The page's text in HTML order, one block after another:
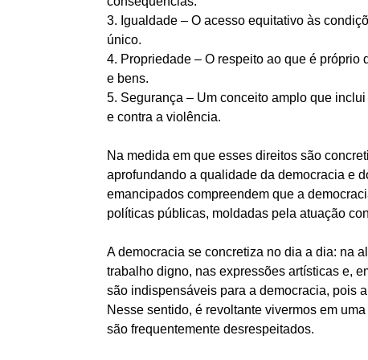
3. Igualdade – O acesso equitativo às
único.
4. Propriedade – O respeito ao que é
e bens.
5. Segurança – Um conceito amplo que
e contra a violência.
Na medida em que esses direitos são
aprofundando a qualidade da democracia e
emancipados compreendem que a
políticas públicas, moldadas pela atuação
A democracia se concretiza no dia a dia: na
trabalho digno, nas expressões artísticas e,
são indispensáveis para a democracia, pois
Nesse sentido, é revoltante vivermos em
são frequentemente desrespeitados.